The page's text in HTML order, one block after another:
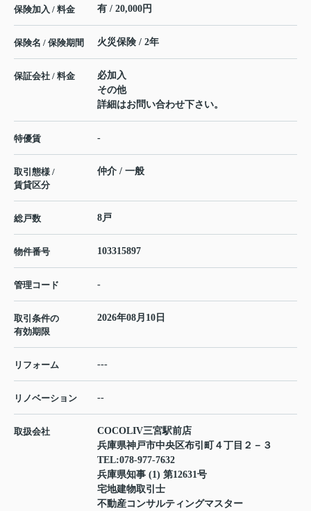
保険加入 / 料金 有 / 20,000円
保険名 / 保険期間 火災保険 / 2年
保証会社 / 料金
必加入
その他
詳細はお問い合わせ下さい。
特優賃 -
取引態様 /
賃貸区分
仲介 / 一般
総戸数 8戸
物件番号 103315897
管理コード -
取引条件の
有効期限
2026年08月10日
リフォーム ---
リノベーション --
取扱会社
COCOLIV三宮駅前店
兵庫県神戸市中央区布引町４丁目２－３
TEL:078-977-7632
兵庫県知事 (1) 第12631号
宅地建物取引士
不動産コンサルティングマスター